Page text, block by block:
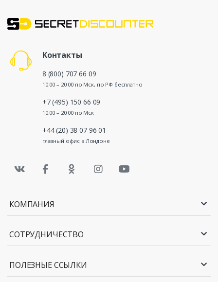
Контакты
8 (800) 707 66 09
10:00 – 20:00 по Мск, по РФ бесплатно
+7 (495) 150 66 09
10:00 – 20:00 по Мск
+44 (20) 38 07 96 01
главный офис в Лондоне
КОМПАНИЯ
СОТРУДНИЧЕСТВО
ПОЛЕЗНЫЕ ССЫЛКИ